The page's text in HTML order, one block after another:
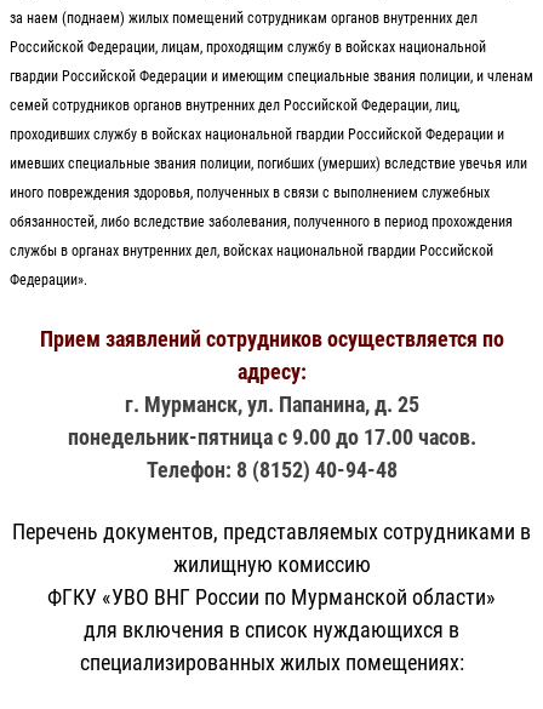
за наем (поднаем) жилых помещений сотрудникам органов внутренних дел
Российской Федерации, лицам, проходящим службу в войсках национальной
гвардии Российской Федерации и имеющим специальные звания полиции, и членам
семей сотрудников органов внутренних дел Российской Федерации, лиц,
проходивших службу в войсках национальной гвардии Российской Федерации и
имевших специальные звания полиции, погибших (умерших) вследствие увечья или
иного повреждения здоровья, полученных в связи с выполнением служебных
обязанностей, либо вследствие заболевания, полученного в период прохождения
службы в органах внутренних дел, войсках национальной гвардии Российской
Федерации».
Прием заявлений сотрудников осуществляется по
адресу:
г. Мурманск, ул. Папанина, д. 25
понедельник-пятница с 9.00 до 17.00 часов.
Телефон: 8 (8152) 40-94-48
Перечень документов, представляемых сотрудниками в
жилищную комиссию
ФГКУ «УВО ВНГ России по Мурманской области»
для включения в список нуждающихся в
специализированных жилых помещениях: